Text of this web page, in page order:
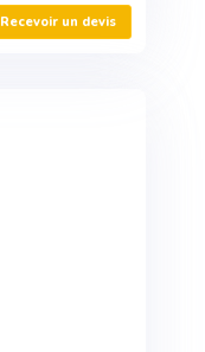
Recevoir un devis